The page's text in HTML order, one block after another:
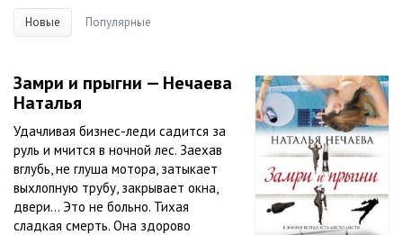
Новые Популярные
Замри и прыгни — Нечаева
Наталья
Удачливая бизнес-леди садится за
руль и мчится в ночной лес. Заехав
вглубь, не глуша мотора, затыкает
выхлопную трубу, закрывает окна,
двери… Это не больно. Тихая
сладкая смерть. Она здорово